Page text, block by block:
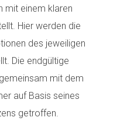
mit einem klaren
Hier werden die
des jeweiligen
Die endgültige
mit dem
auf Basis seines
getroffen.